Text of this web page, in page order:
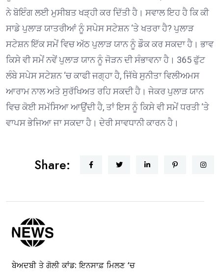
ਨੇ ਬੋਇੰਗ ਲਈ ਮੁਸੀਬਤ ਖੜ੍ਹੀ ਕਰ ਦਿੱਤੀ ਹੈ। ਸਵਾਲ ਇਹ ਹੈ ਕਿ ਕੀ
ਸਾਡੇ ਪੁਲਾੜ ਯਾਤਰੀਆਂ ਨੂੰ ਸਪੇਸ ਸਟੇਸ਼ਨ ‘ਤੇ ਖਤਰਾ ਹੈ? ਪੁਲਾੜ
ਸਟੇਸ਼ਨ ਇੱਕ ਸਮੇਂ ਵਿਚ ਅੱਠ ਪੁਲਾੜ ਯਾਨ ਨੂੰ ਡੌਕ ਕਰ ਸਕਦਾ ਹੈ। ਭਾਵ
ਕਿਸੇ ਵੀ ਸਮੇਂ ਨਵੇਂ ਪੁਲਾੜ ਯਾਨ ਨੂੰ ਜੋੜਨ ਦੀ ਸੰਭਾਵਨਾ ਹੈ। 365 ਫੁੱਟ
ਲੰਬੇ ਸਪੇਸ ਸਟੇਸ਼ਨ ‘ਚ ਕਾਫੀ ਜਗ੍ਹਾ ਹੈ, ਜਿੱਥੇ ਸੁਨੀਤਾ ਵਿਲੀਅਮਸ
ਆਰਾਮ ਨਾਲ ਅਤੇ ਸੁਰੱਖਿਅਤ ਰਹਿ ਸਕਦੀ ਹੈ। ਜੇਕਰ ਪੁਲਾੜ ਯਾਨ
ਵਿਚ ਕੋਈ ਸਮੱਸਿਆ ਆਉਂਦੀ ਹੈ, ਤਾਂ ਇਸ ਨੂੰ ਕਿਸੇ ਵੀ ਸਮੇਂ ਧਰਤੀ ‘ਤੇ
ਵਾਪਸ ਭੇਜਿਆ ਜਾ ਸਕਦਾ ਹੈ। ਦੇਰੀ ਸਾਵਧਾਨੀ ਕਾਰਨ ਹੈ।
Share:
ਬੇਅਦਬੀ ਤੇ ਗੋਲੀ ਕਾਂਡ: ਇਨਸਾਫ਼ ਮਿਲਣ ‘ਚ